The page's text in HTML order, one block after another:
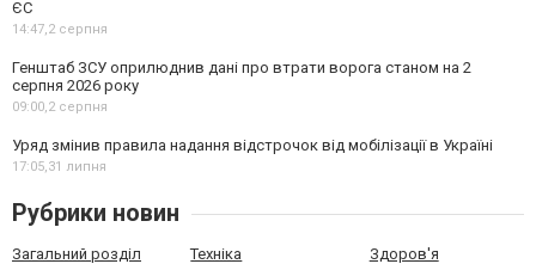
ЄС
14:47,2 серпня
Генштаб ЗСУ оприлюднив дані про втрати ворога станом на 2
серпня 2026 року
09:00,2 серпня
Уряд змінив правила надання відстрочок від мобілізації в Україні
17:05,31 липня
Рубрики новин
Загальний розділ Техніка Здоров'я